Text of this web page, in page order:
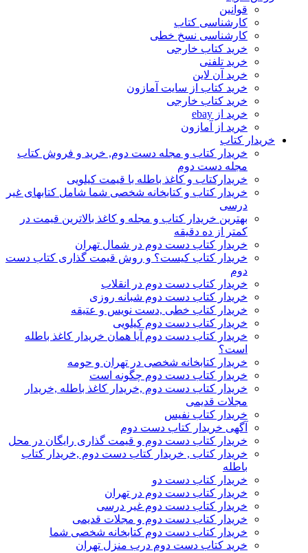
قوانین
کارشناسی کتاب
کارشناسی نسخ خطی
خرید کتاب خارجی
خرید تلفنی
خرید آن لاین
خرید کتاب از سایت آمازون
خرید کتاب خارجی
خرید از ebay
خرید از آمازون
خریدار کتاب
خریدار کتاب و مجله دست دوم, خرید و فروش کتاب
مجله دست دوم
خریدارکتاب و کاغذ باطله با قیمت کیلویی
خریدار کتاب و کتابخانه شخصی شما شامل کتابهای غیر
درسی
بهترین خریدار کتاب و مجله و کاغذ بالاترین قیمت در
کمتر از ده دقیقه
خریدار کتاب دست دوم در شمال تهران
خریدار کتاب کیست؟ و روش قیمت گذاری کتاب دست
دوم
خریدار کتاب دست دوم در انقلاب
خریدار کتاب دست دوم شبانه روزی
خریدار کتاب خطی ,دست نویس و عتیقه
خریدار کتاب دست دوم کیلویی
خریدار کتاب دست دوم آیا همان خریدار کاغذ باطله
است؟
خریدار کتابخانه شخصی در تهران و حومه
خریدار کتاب دست دوم چگونه است
خریدار کتاب دست دوم ,خریدار کاغذ باطله ,خریدار
مجلات قدیمی
خریدار کتاب نفیس
آگهی خریدار کتاب دست دوم
خریدار کتاب دست دوم و قیمت گذاری رایگان در محل
خریدار کتاب , خریدار کتاب دست دوم ,خریدار کتاب
باطله
خریدار کتاب دست دو
خریدار کتاب دست دوم در تهران
خریدار کتاب دست دوم غیر درسی
خریدار کتاب دست دوم و مجلات قدیمی
خریدار کتاب دست دوم کتابخانه شخصی شما
خرید کتاب دست دوم درب منزل تهران